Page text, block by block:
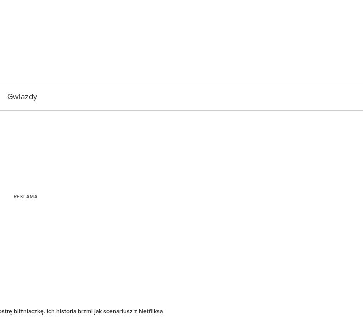
Gwiazdy
bliźniaczkę. Ich historia brzmi jak scenariusz z Netfliksa